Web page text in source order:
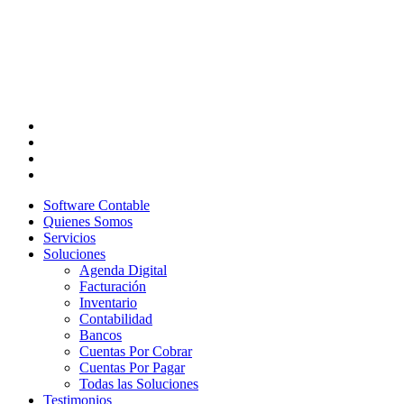
Software Contable
Quienes Somos
Servicios
Soluciones
Agenda Digital
Facturación
Inventario
Contabilidad
Bancos
Cuentas Por Cobrar
Cuentas Por Pagar
Todas las Soluciones
Testimonios